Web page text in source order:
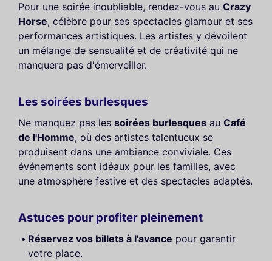
Pour une soirée inoubliable, rendez-vous au Crazy
Horse, célèbre pour ses spectacles glamour et ses
performances artistiques. Les artistes y dévoilent
un mélange de sensualité et de créativité qui ne
manquera pas d'émerveiller.
Les soirées burlesques
Ne manquez pas les soirées burlesques au Café
de l'Homme, où des artistes talentueux se
produisent dans une ambiance conviviale. Ces
événements sont idéaux pour les familles, avec
une atmosphère festive et des spectacles adaptés.
Astuces pour profiter pleinement
Réservez vos billets à l'avance pour garantir
votre place.